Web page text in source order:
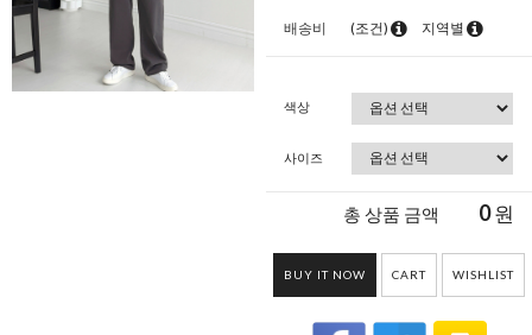
배송비 (조건) 지역별
색상
사이즈
총 상품 금액 0원
BUY IT NOW CART WISHLIST